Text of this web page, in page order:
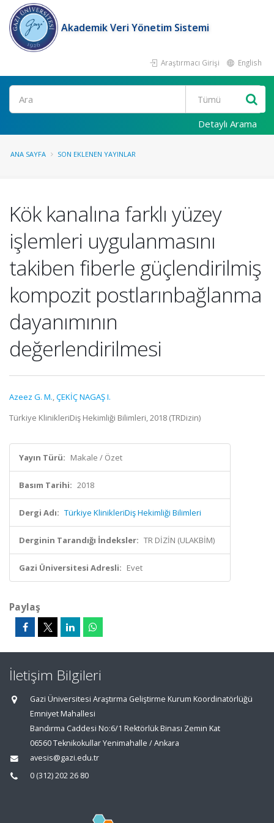
Akademik Veri Yönetim Sistemi
Araştırmacı Girişi English
Ara
Detaylı Arama
ANA SAYFA SON EKLENEN YAYINLAR
Kök kanalına farklı yüzey
işlemleri uygulanmasını
takiben fiberle güçlendirilmiş
kompozit postlarınbağlanma
dayanımının
değerlendirilmesi
Azeez G. M.,ÇEKİÇ NAGAŞ I.
Türkiye KlinikleriDiş Hekimliği Bilimleri, 2018 (TRDizin)
Yayın Türü: Makale / Özet
Basım Tarihi: 2018
Dergi Adı: Türkiye KlinikleriDiş Hekimliği Bilimleri
Derginin Tarandığı İndeksler: TR DİZİN (ULAKBİM)
Gazi Üniversitesi Adresli: Evet
Paylaş
İletişim Bilgileri
Gazi Üniversitesi Araştırma Geliştirme Kurum Koordinatörlüğü
Emniyet Mahallesi
Bandırma Caddesi No:6/1 Rektörlük Binası Zemin Kat
06560 Teknikokullar Yenimahalle / Ankara
avesis@gazi.edu.tr
0 (312) 202 26 80